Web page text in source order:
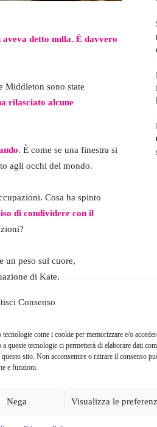
Consenso
come i cookie per memorizzare e/o
queste tecnologie ci permetterà di elaborare dati
sito. Non acconsentire o ritirare il consenso
e funzioni.
Nega Visualizza le
detto nulla. È davvero
Middleton sono state
rilasciato alcune
. È come se una finestra si
agli occhi del mondo.
Cosa ha spinto
di condividere con il
un peso sul cuore,
di Kate.
Kate
sua vita: la lotta contro il
incarnando il vero